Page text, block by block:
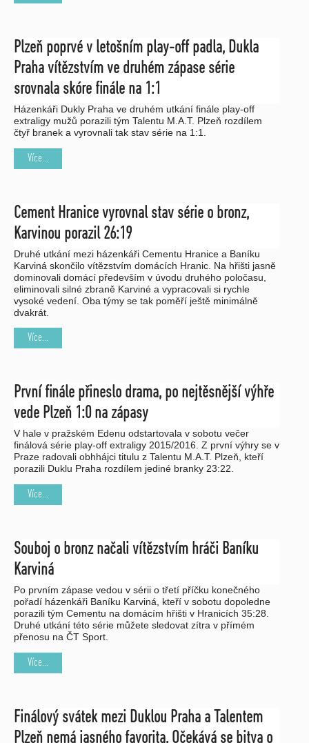
Plzeň poprvé v letošním play-off padla, Dukla
Praha vítězstvím ve druhém zápase série
srovnala skóre finále na 1:1
Házenkáři Dukly Praha ve druhém utkání finále play-off
extraligy mužů porazili tým Talentu M.A.T. Plzeň rozdílem
čtyř branek a vyrovnali tak stav série na 1:1.
Více...
Cement Hranice vyrovnal stav série o bronz,
Karvinou porazil 26:19
Druhé utkání mezi házenkáři Cementu Hranice a Baníku
Karviná skončilo vítězstvím domácích Hranic. Na hřišti jasně
dominovali domácí především v úvodu druhého poločasu,
eliminovali silné zbraně Karviné a vypracovali si rychle
vysoké vedení. Oba týmy se tak poměří ještě minimálně
dvakrát.
Více...
První finále přineslo drama, po nejtěsnější výhře
vede Plzeň 1:0 na zápasy
V hale v pražském Edenu odstartovala v sobotu večer
finálová série play-off extraligy 2015/2016. Z první výhry se v
Praze radovali obhhájci titulu z Talentu M.A.T. Plzeň, kteří
porazili Duklu Praha rozdílem jediné branky 23:22.
Více...
Souboj o bronz načali vítězstvím hráči Baníku
Karviná
Po prvním zápase vedou v sérii o třetí příčku konečného
pořadí házenkáři Baníku Karviná, kteří v sobotu dopoledne
porazili tým Cementu na domácím hřišti v Hranicích 35:28.
Druhé utkání této série můžete sledovat zítra v přímém
přenosu na ČT Sport.
Více...
Finálový svátek mezi Duklou Praha a Talentem
Plzeň nemá jasného favorita. Očekává se bitva o